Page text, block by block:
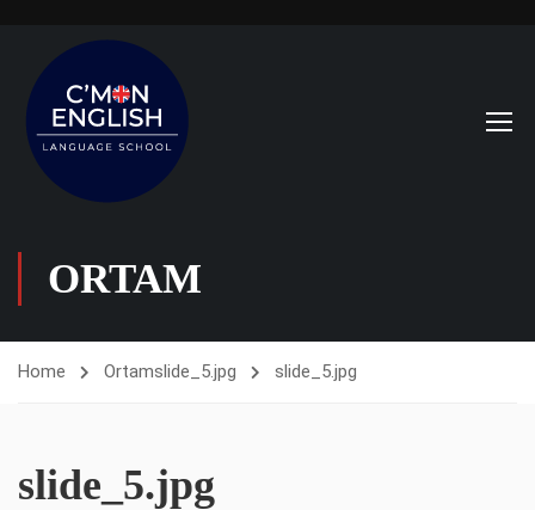
ORTAM
Home Ortamslide_5.jpg slide_5.jpg
slide_5.jpg